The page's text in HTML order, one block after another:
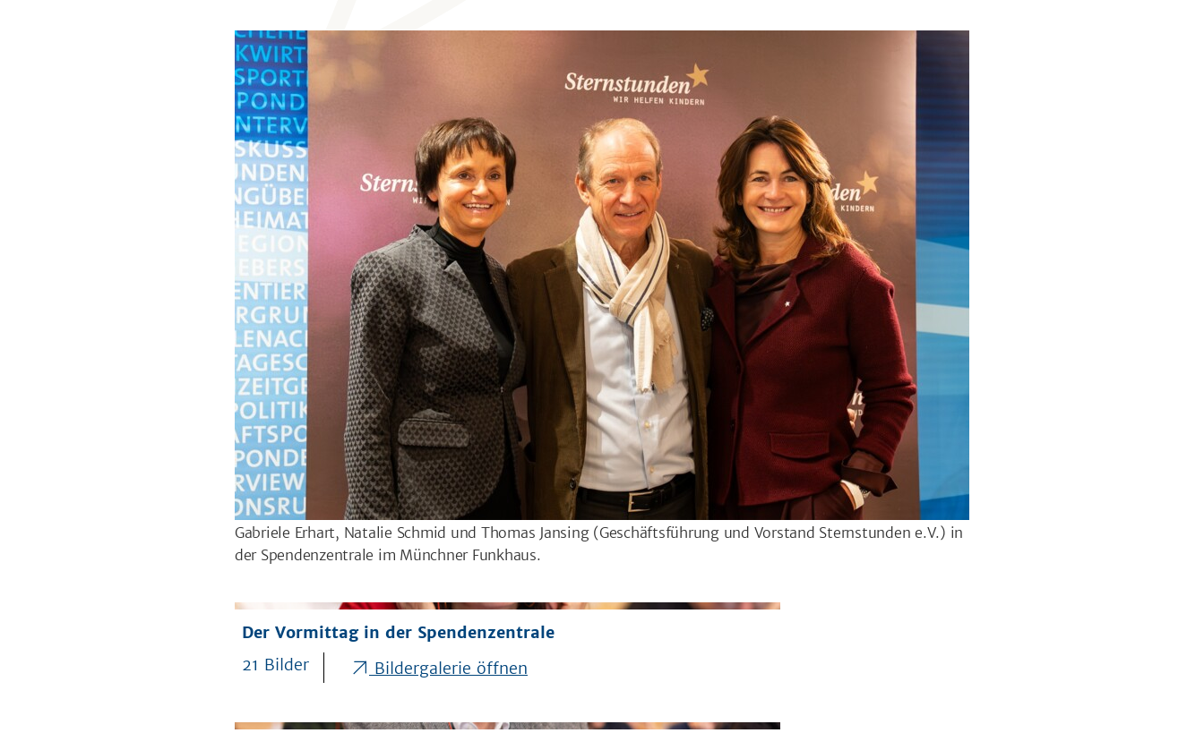
Gabriele Erhart, Natalie Schmid und Thomas Jansing (Geschäftsführung und Vorstand Sternstunden e.V.) in
der Spendenzentrale im Münchner Funkhaus.
Der Vormittag in der Spendenzentrale
21 Bilder
Bildergalerie öffnen